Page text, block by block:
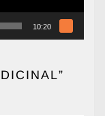
10:20